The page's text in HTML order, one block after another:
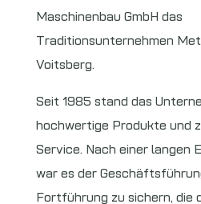
Maschinenbau GmbH das
Traditionsunternehmen
Voitsberg.
Seit 1985 stand das
hochwertige Produkte und
Service. Nach einer langen
war es der
Fortführung zu sichern, die